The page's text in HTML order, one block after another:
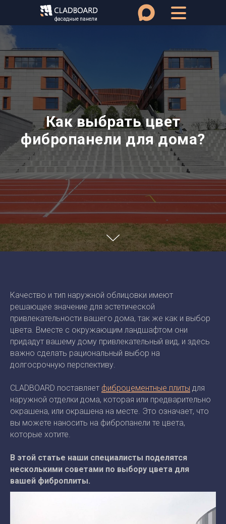
фасадные панели
Как выбрать цвет
фибропанели для дома?
Качество и тип наружной облицовки имеют
решающее значение для эстетической
привлекательности вашего дома, так же как и выбор
цвета. Вместе с окружающим ландшафтом они
придадут вашему дому привлекательный вид, и здесь
важно сделать рациональный выбор на
долгосрочную перспективу.
CLADBOARD поставляет фиброцементные плиты для
наружной отделки дома, которая или предварительно
окрашена, или окрашена на месте. Это означает, что
вы можете наносить на фибропанели те цвета,
которые хотите.
В этой статье наши специалисты поделятся
несколькими советами по выбору цвета для
вашей фиброплиты.